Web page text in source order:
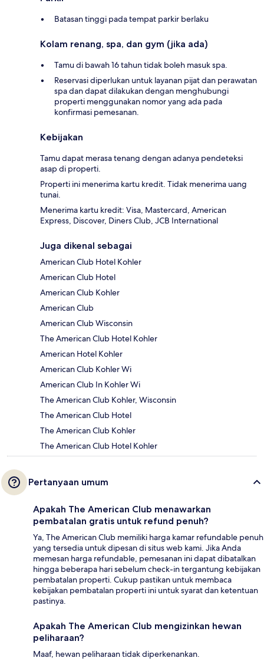
Batasan tinggi pada tempat parkir berlaku
Kolam renang, spa, dan gym (jika ada)
Tamu di bawah 16 tahun tidak boleh masuk spa.
Reservasi diperlukan untuk layanan pijat dan perawatan
spa dan dapat dilakukan dengan menghubungi
properti menggunakan nomor yang ada pada
konfirmasi pemesanan.
Kebijakan
Tamu dapat merasa tenang dengan adanya pendeteksi
asap di properti.
Properti ini menerima kartu kredit. Tidak menerima uang
tunai.
Menerima kartu kredit: Visa, Mastercard, American
Express, Discover, Diners Club, JCB International
Juga dikenal sebagai
American Club Hotel Kohler
American Club Hotel
American Club Kohler
American Club
American Club Wisconsin
The American Club Hotel Kohler
American Hotel Kohler
American Club Kohler Wi
American Club In Kohler Wi
The American Club Kohler, Wisconsin
The American Club Hotel
The American Club Kohler
The American Club Hotel Kohler
Pertanyaan umum
Apakah The American Club menawarkan
pembatalan gratis untuk refund penuh?
Ya, The American Club memiliki harga kamar refundable penuh
yang tersedia untuk dipesan di situs web kami. Jika Anda
memesan harga refundable, pemesanan ini dapat dibatalkan
hingga beberapa hari sebelum check-in tergantung kebijakan
pembatalan properti. Cukup pastikan untuk membaca
kebijakan pembatalan properti ini untuk syarat dan ketentuan
pastinya.
Apakah The American Club mengizinkan hewan
peliharaan?
Maaf, hewan peliharaan tidak diperkenankan.